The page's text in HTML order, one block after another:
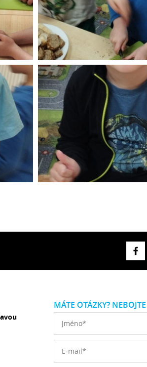
MÁTE OTÁZKY?